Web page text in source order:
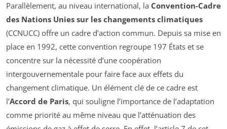
Parallèlement, au niveau international, la Convention-Cadre
des Nations Unies sur les changements climatiques
(CCNUCC) offre un cadre d’action commun. Depuis sa mise en
place en 1992, cette convention regroupe 197 États et se
concentre sur la nécessité d’une coopération
intergouvernementale pour faire face aux effets du
changement climatique. Un élément clé de ce cadre est
l’Accord de Paris, qui souligne l’importance de l’adaptation
comme priorité au même niveau que l’atténuation des